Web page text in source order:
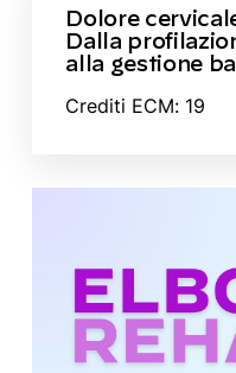
Dolore
Dalla
alla gestione
Crediti ECM: 19